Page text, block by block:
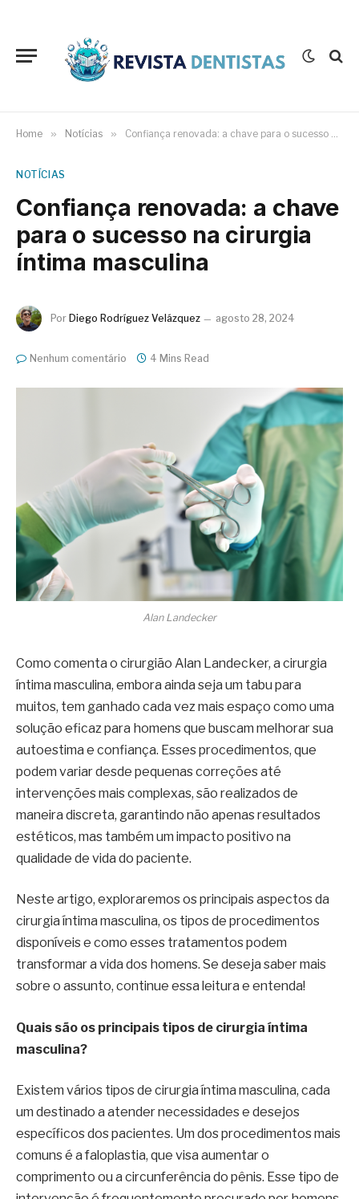
Home » Notícias » Confiança renovada: a chave para o sucesso na cirurgia íntima masculina
NOTÍCIAS
Confiança renovada: a chave
para o sucesso na cirurgia
íntima masculina
Por Diego Rodríguez Velázquez agosto 28, 2024
Nenhum comentário 4 Mins Read
Alan Landecker
Como comenta o cirurgião Alan Landecker, a cirurgia
íntima masculina, embora ainda seja um tabu para
muitos, tem ganhado cada vez mais espaço como uma
solução eficaz para homens que buscam melhorar sua
autoestima e confiança. Esses procedimentos, que
podem variar desde pequenas correções até
intervenções mais complexas, são realizados de
maneira discreta, garantindo não apenas resultados
estéticos, mas também um impacto positivo na
qualidade de vida do paciente.
Neste artigo, exploraremos os principais aspectos da
cirurgia íntima masculina, os tipos de procedimentos
disponíveis e como esses tratamentos podem
transformar a vida dos homens. Se deseja saber mais
sobre o assunto, continue essa leitura e entenda!
Quais são os principais tipos de cirurgia íntima
masculina?
Existem vários tipos de cirurgia íntima masculina, cada
um destinado a atender necessidades e desejos
específicos dos pacientes. Um dos procedimentos mais
comuns é a faloplastia, que visa aumentar o
comprimento ou a circunferência do pênis. Esse tipo de